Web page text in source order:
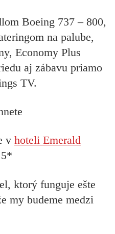
Boeing 737 – 800,
na palube,
Economy Plus
aj zábavu priamo
TV.
v hoteli Emerald
ktorý funguje ešte
my budeme medzi